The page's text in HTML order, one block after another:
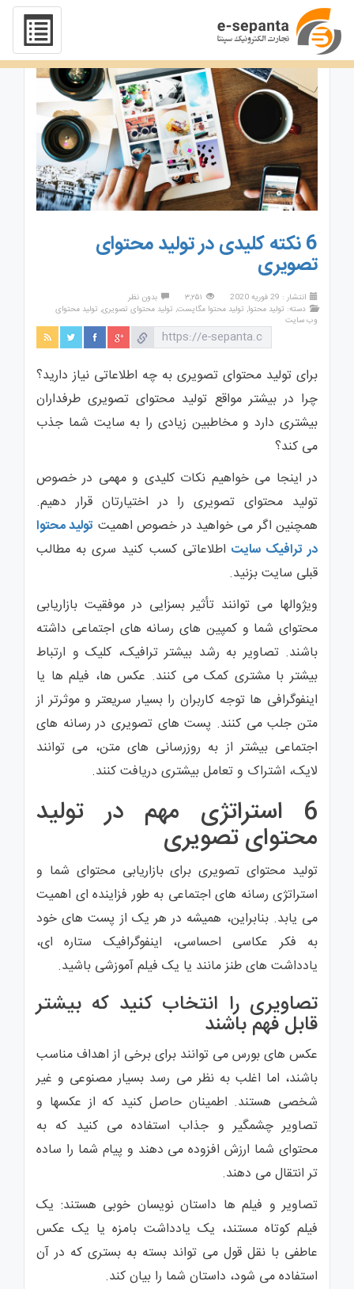
6 نکته کلیدی در تولید محتوای
تصویری
انتشار : 29 فوریه 2020 ۳,۲۵۱
بدون نظر
دسته: تولید محتوا, تولید محتوا مگاپست, تولید محتوای تصویری, تولید محتوای
وب سایت
برای تولید محتوای تصویری به چه اطلاعاتی نیاز دارید؟
چرا در بیشتر مواقع تولید محتوای تصویری طرفداران
بیشتری دارد و مخاطبین زیادی را به سایت شما جذب
می کند؟
در اینجا می خواهیم نکات کلیدی و مهمی در خصوص
تولید محتوای تصویری را در اختیارتان قرار دهیم.
همچنین اگر می خواهید در خصوص اهمیت تولید محتوا
در ترافیک سایت اطلاعاتی کسب کنید سری به مطالب
قبلی سایت بزنید.
ویژوالها می توانند تأثیر بسزایی در موفقیت بازاریابی
محتوای شما و کمپین های رسانه های اجتماعی داشته
باشند. تصاویر به رشد بیشتر ترافیک، کلیک و ارتباط
بیشتر با مشتری کمک می کنند. عکس ها، فیلم ها یا
اینفوگرافی ها توجه کاربران را بسیار سریعتر و موثرتر از
متن جلب می کنند. پست های تصویری در رسانه های
اجتماعی بیشتر از به روزرسانی های متن، می توانند
لایک، اشتراک و تعامل بیشتری دریافت کنند.
6 استراتژی مهم در تولید
محتوای تصویری
تولید محتوای تصویری برای بازاریابی محتوای شما و
استراتژی رسانه های اجتماعی به طور فزاینده ای اهمیت
می یابد. بنابراین، همیشه در هر یک از پست های خود
به فکر عکاسی احساسی، اینفوگرافیک ستاره ای،
یادداشت های طنز مانند یا یک فیلم آموزشی باشید.
تصاویری را انتخاب کنید که بیشتر
قابل فهم باشند
عکس های بورس می توانند برای برخی از اهداف مناسب
باشند، اما اغلب به نظر می رسد بسیار مصنوعی و غیر
شخصی هستند. اطمینان حاصل کنید که از عکسها و
تصاویر چشمگیر و جذاب استفاده می کنید که به
محتوای شما ارزش افزوده می دهند و پیام شما را ساده
تر انتقال می دهند.
تصاویر و فیلم ها داستان نویسان خوبی هستند: یک
فیلم کوتاه مستند، یک یادداشت بامزه یا یک عکس
عاطفی با نقل قول می تواند بسته به بستری که در آن
استفاده می شود، داستان شما را بیان کند.